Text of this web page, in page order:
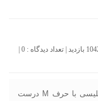
0
تهیه و تنظیم: ستاره کوشا/ افعال پرکاربرد انگلیسی با حرف M درست